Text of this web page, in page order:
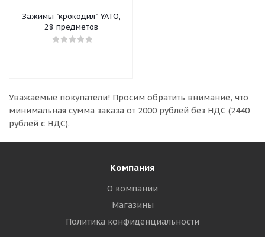
Зажимы "крокодил" YATO,
28 предметов
Уважаемые покупатели! Просим обратить внимание, что
минимальная сумма заказа от 2000 рублей без НДС (2440
рублей с НДС).
Компания
О компании
Магазины
Политика конфиденциальности